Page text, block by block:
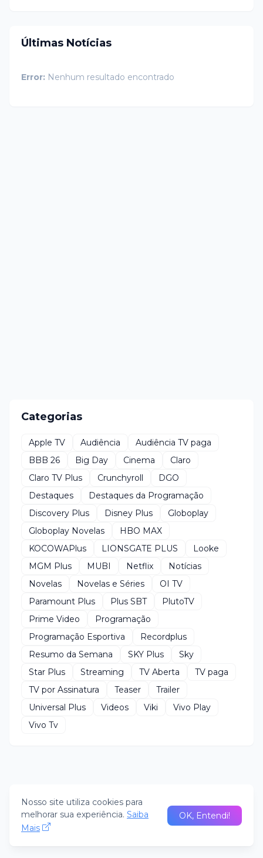
Últimas Notícias
Error: Nenhum resultado encontrado
Categorias
Apple TV Audiência
Audiência TV paga
BBB 26
Big Day Cinema
Claro
Claro TV Plus
Crunchyroll
DGO
Destaques
Destaques da Programação
Discovery Plus
Disney Plus
Globoplay
Globoplay Novelas
HBO MAX
KOCOWAPlus
LIONSGATE PLUS
Looke
MGM Plus
MUBI Netflix
Notícias
Novelas
Novelas e Séries
OI TV
Paramount Plus
Plus SBT
PlutoTV
Prime Video
Programação
Programação Esportiva
Recordplus
Resumo da Semana
SKY Plus
Sky
Star Plus
Streaming TV Aberta
TV paga
TV por Assinatura
Teaser
Trailer
Universal Plus
Videos Viki
Vivo Play
Vivo Tv
Nosso site utiliza cookies para
melhorar sua experiência. Saiba
Mais
OK, Entendi!